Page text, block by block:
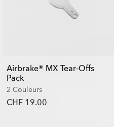
Airbrake® MX Tear-Offs
Pack
2 Couleurs
CHF 19.00